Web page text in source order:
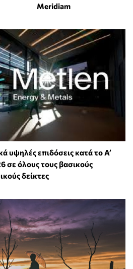
Meridiam
υψηλές επιδόσεις κατά το Α’
σε όλους τους βασικούς
δείκτες